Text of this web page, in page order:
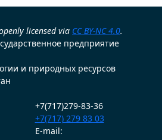
licensed via CC BY-NC 4.0.
предприятие
и природных ресурсов
+7(717)279-83-36
+7(717) 279 83 03
E-mail: